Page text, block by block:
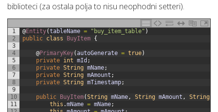
biblioteci (za ostala polja to nisu neophodni setteri).
1
2
3
4
5
6
7
8
9
10
11
@Entity(tableName = "buy_item_table" )
public class BuyItem {
@PrimaryKey(autoGenerate = true)
private int mId ;
private String mName;
private String mAmount ;
private String mTimestamp;
public BuyItem(String mName , String mAmount , String
this .mName = mName;